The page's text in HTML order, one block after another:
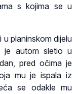
s kojima se u
u planinskom dijelu
je autom sletio u
pred očima je
mu je ispala iz
se odakle mu